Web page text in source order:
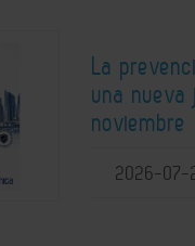
La
una
noviembre
2026-07-